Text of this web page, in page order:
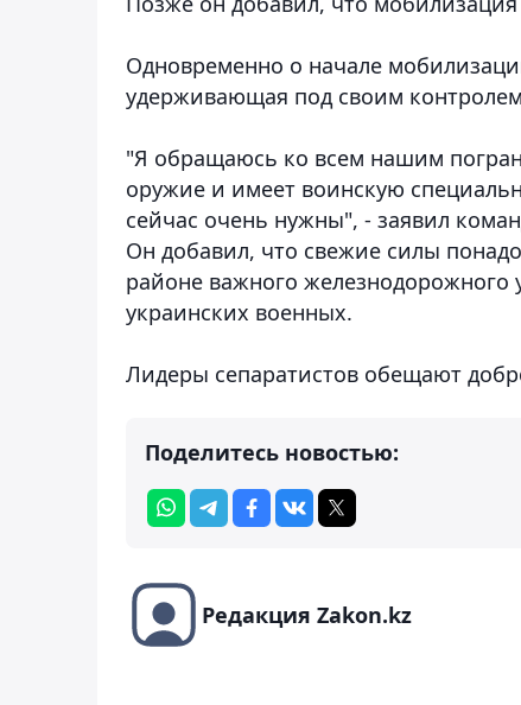
Одновременно о начале
удерживающая под своим
"Я обращаюсь ко всем нашим
оружие и имеет воинскую
сейчас очень нужны", - заявил
Он добавил, что свежие силы
районе важного железнодорожного
украинских военных.
Лидеры сепаратистов обещают
Поделитесь новостью:
Редакция Zakon.kz